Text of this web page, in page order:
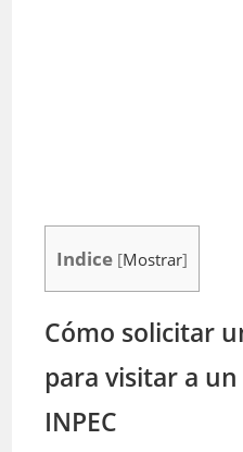
Indice [Mostrar]
Cómo solicitar
para visitar a
INPEC